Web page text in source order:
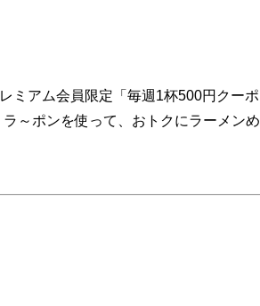
ミアム会員限定「毎週1杯500円クーポ
～ポンを使って、おトクにラーメンめ